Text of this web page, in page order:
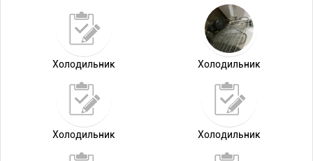
Холодильник Холодильник
Холодильник Холодильник